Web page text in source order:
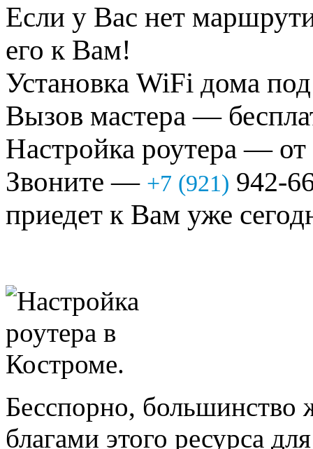
Если у Вас нет
его к Вам!
Установка WiFi дома
Вызов мастера —
Настройка роутера —
Звоните — +7 (921) 942-
приедет к Вам уже
Бесспорно, большинство
благами этого ресурса